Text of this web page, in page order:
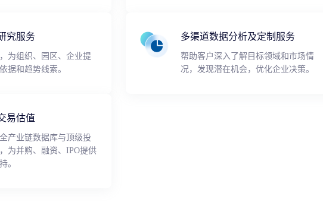
究服务
为组织、园区、企业提
据和趋势线索。
多渠道数据分析及定制服务
帮助客户深入了解目标领域和市场情
况，发现潜在机会，优化企业决策。
易估值
产业链数据库与顶级投
为并购、融资、IPO提供
。